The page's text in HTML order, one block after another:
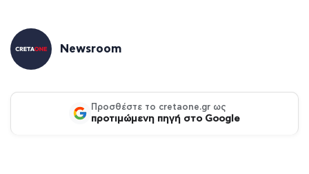
Newsroom
Προσθέστε το cretaone.gr ως
προτιμώμενη πηγή στο Google